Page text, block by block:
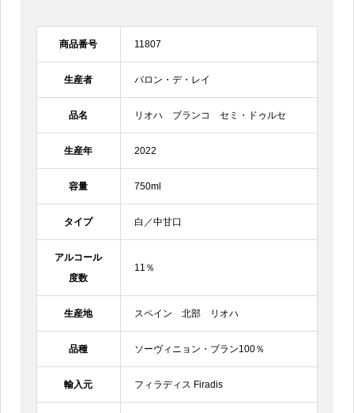
商品番号 11807
生産者 バロン・デ・レイ
品名 リオハ ブランコ セミ・ドゥルセ
生産年 2022
容量 750ml
タイプ 白／中甘口
アルコール
度数
11％
生産地 スペイン 北部 リオハ
品種 ソーヴィニョン・ブラン100％
輸入元 フィラディス Firadis